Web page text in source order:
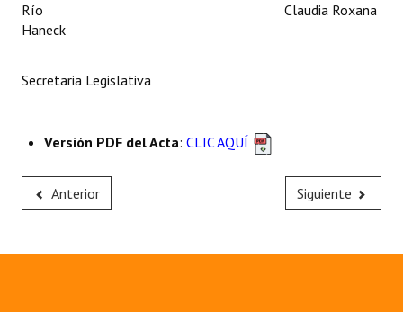
Río Claudia Roxana
Haneck
Secretaria Legislativa
Versión PDF del Acta: CLIC AQUÍ
Anterior Siguiente